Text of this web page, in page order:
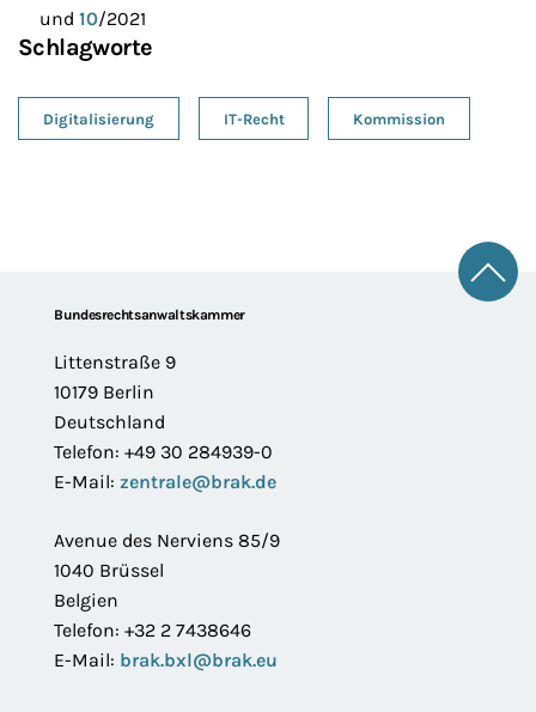
und 10/2021
Schlagworte
Digitalisierung IT-Recht Kommission
FooterBundesrechtsanwaltskammer
Littenstraße 9
10179 Berlin
Deutschland
Telefon: +49 30 284939-0
E-Mail: zentrale@brak.de
Avenue des Nerviens 85/9
1040 Brüssel
Belgien
Telefon: +32 2 7438646
E-Mail: brak.bxl@brak.eu